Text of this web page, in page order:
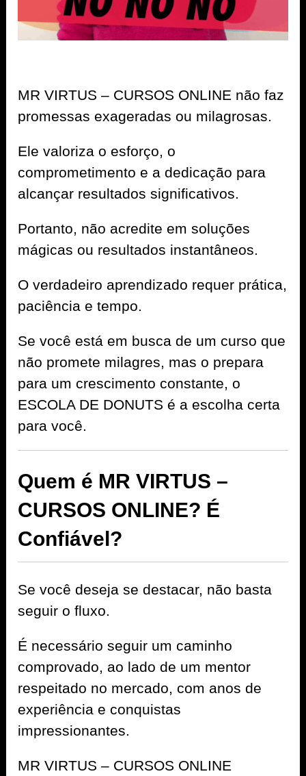
MR VIRTUS – CURSOS ONLINE não faz
promessas exageradas ou milagrosas.
Ele valoriza o esforço, o
comprometimento e a dedicação para
alcançar resultados significativos.
Portanto, não acredite em soluções
mágicas ou resultados instantâneos.
O verdadeiro aprendizado requer prática,
paciência e tempo.
Se você está em busca de um curso que
não promete milagres, mas o prepara
para um crescimento constante, o
ESCOLA DE DONUTS é a escolha certa
para você.
Quem é MR VIRTUS –
CURSOS ONLINE? É
Confiável?
Se você deseja se destacar, não basta
seguir o fluxo.
É necessário seguir um caminho
comprovado, ao lado de um mentor
respeitado no mercado, com anos de
experiência e conquistas
impressionantes.
MR VIRTUS – CURSOS ONLINE